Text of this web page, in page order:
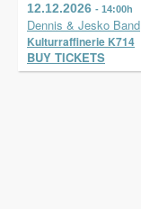
12.12.2026 - 14:00h
Dennis & Jesko Band
Kulturraffinerie K714
BUY TICKETS